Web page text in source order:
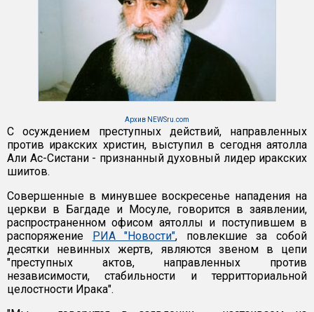
Архив NEWSru.com
С осуждением преступных действий, направленных
против иракских христин, выступил в сегодня аятолла
Али Ас-Систани - признанный духовный лидер иракских
шиитов.
Совершенные в минувшее воскресенье нападения на
церкви в Багдаде и Мосуле, говорится в заявлении,
распространенном офисом аятоллы и поступившем в
распоряжение РИА "Новости", повлекшие за собой
десятки невинных жертв, являются звеном в цепи
"преступных актов, направленных против
независимости, стабильности и территториальной
целостности Ирака".